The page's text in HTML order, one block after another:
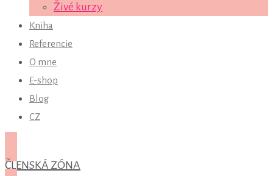
Živé kurzy
Kniha
Referencie
O mne
E-shop
Blog
CZ
ČLENSKÁ ZÓNA